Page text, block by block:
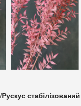
Рускус стабілізований